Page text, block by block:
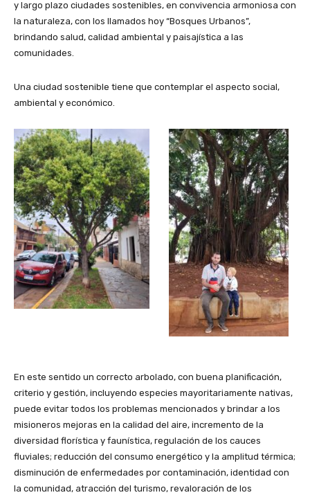
y largo plazo ciudades sostenibles, en convivencia armoniosa con
la naturaleza, con los llamados hoy “Bosques Urbanos”,
brindando salud, calidad ambiental y paisajística a las
comunidades.
Una ciudad sostenible tiene que contemplar el aspecto social,
ambiental y económico.
En este sentido un correcto arbolado, con buena planificación,
criterio y gestión, incluyendo especies mayoritariamente nativas,
puede evitar todos los problemas mencionados y brindar a los
misioneros mejoras en la calidad del aire, incremento de la
diversidad florística y faunística, regulación de los cauces
fluviales; reducción del consumo energético y la amplitud térmica;
disminución de enfermedades por contaminación, identidad con
la comunidad, atracción del turismo, revaloración de los